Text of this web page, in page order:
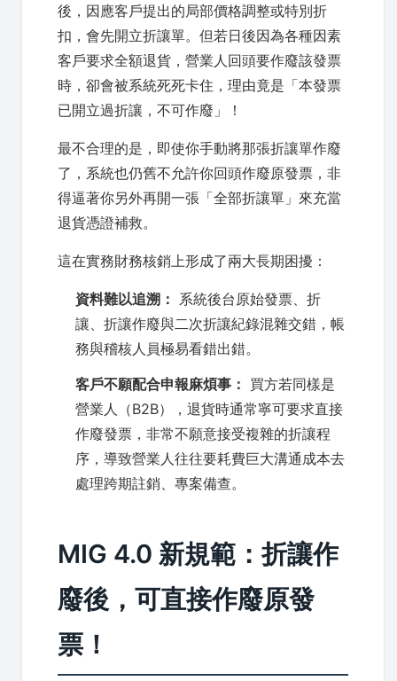
後，因應客戶提出的局部價格調整或特別折
扣，會先開立折讓單。但若日後因為各種因素
客戶要求全額退貨，營業人回頭要作廢該發票
時，卻會被系統死死卡住，理由竟是「本發票
已開立過折讓，不可作廢」！
最不合理的是，即使你手動將那張折讓單作廢
了，系統也仍舊不允許你回頭作廢原發票，非
得逼著你另外再開一張「全部折讓單」來充當
退貨憑證補救。
這在實務財務核銷上形成了兩大長期困擾：
資料難以追溯： 系統後台原始發票、折
讓、折讓作廢與二次折讓紀錄混雜交錯，帳
務與稽核人員極易看錯出錯。
客戶不願配合申報麻煩事： 買方若同樣是
營業人（B2B），退貨時通常寧可要求直接
作廢發票，非常不願意接受複雜的折讓程
序，導致營業人往往要耗費巨大溝通成本去
處理跨期註銷、專案備查。
MIG 4.0 新規範：折讓作
廢後，可直接作廢原發
票！